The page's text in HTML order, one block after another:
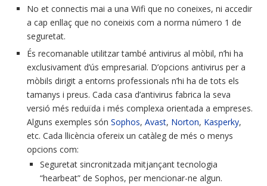
No et connectis mai a una Wifi que no coneixes, ni accedir
a cap enllaç que no coneixis com a norma número 1 de
seguretat.
És recomanable utilitzar també antivirus al mòbil, n’hi ha
exclusivament d’ús empresarial. D’opcions antivirus per a
mòbils dirigit a entorns professionals n’hi ha de tots els
tamanys i preus. Cada casa d’antivirus fabrica la seva
versió més reduïda i més complexa orientada a empreses.
Alguns exemples són Sophos, Avast, Norton, Kasperky,
etc. Cada llicència ofereix un catàleg de més o menys
opcions com:
Seguretat sincronitzada mitjançant tecnologia
“hearbeat” de Sophos, per mencionar-ne algun.